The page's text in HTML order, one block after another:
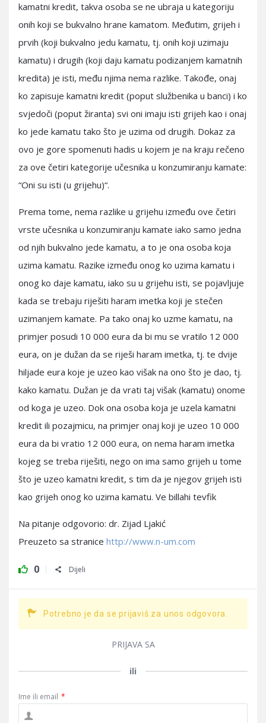
kamatni kredit, takva osoba se ne ubraja u kategoriju
onih koji se bukvalno hrane kamatom. Međutim, grijeh i
prvih (koji bukvalno jedu kamatu, tj. onih koji uzimaju
kamatu) i drugih (koji daju kamatu podizanjem kamatnih
kredita) je isti, među njima nema razlike. Takođe, onaj
ko zapisuje kamatni kredit (poput službenika u banci) i ko
svjedoči (poput žiranta) svi oni imaju isti grijeh kao i onaj
ko jede kamatu tako što je uzima od drugih. Dokaz za
ovo je gore spomenuti hadis u kojem je na kraju rečeno
za ove četiri kategorije učesnika u konzumiranju kamate:
“Oni su isti (u grijehu)“.
Prema tome, nema razlike u grijehu između ove četiri
vrste učesnika u konzumiranju kamate iako samo jedna
od njih bukvalno jede kamatu, a to je ona osoba koja
uzima kamatu. Razike između onog ko uzima kamatu i
onog ko daje kamatu, iako su u grijehu isti, se pojavljuje
kada se trebaju riješiti haram imetka koji je stečen
uzimanjem kamate. Pa tako onaj ko uzme kamatu, na
primjer posudi 10 000 eura da bi mu se vratilo 12 000
eura, on je dužan da se riješi haram imetka, tj. te dvije
hiljade eura koje je uzeo kao višak na ono što je dao, tj.
kako kamatu. Dužan je da vrati taj višak (kamatu) onome
od koga je uzeo. Dok ona osoba koja je uzela kamatni
kredit ili pozajmicu, na primjer onaj koji je uzeo 10 000
eura da bi vratio 12 000 eura, on nema haram imetka
kojeg se treba riješiti, nego on ima samo grijeh u tome
što je uzeo kamatni kredit, s tim da je njegov grijeh isti
kao grijeh onog ko uzima kamatu. Ve billahi tevfik
Na pitanje odgovorio: dr. Zijad Ljakić
Preuzeto sa stranice http://www.n-um.com
0 Dijeli
Potrebno je da se prijaviš za unos odgovora.
PRIJAVA SA
ili
Ime ili email *